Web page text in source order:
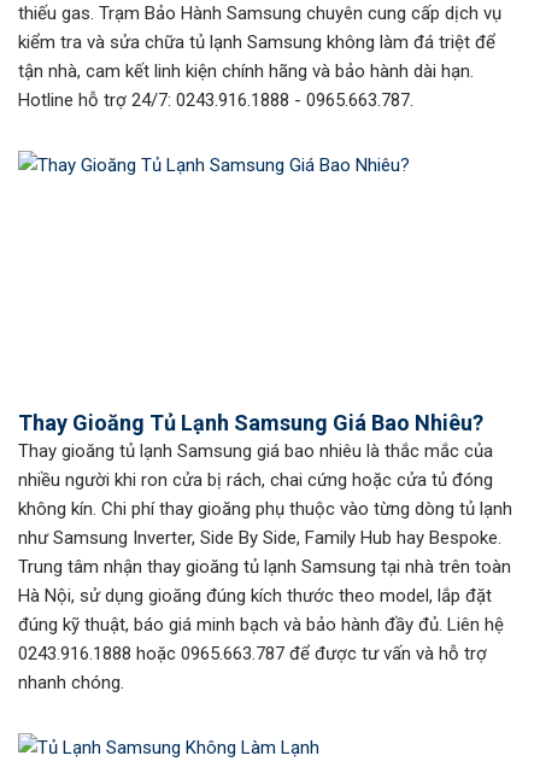
thiếu gas. Trạm Bảo Hành Samsung chuyên cung cấp dịch vụ
kiểm tra và sửa chữa tủ lạnh Samsung không làm đá triệt để
tận nhà, cam kết linh kiện chính hãng và bảo hành dài hạn.
Hotline hỗ trợ 24/7: 0243.916.1888 - 0965.663.787.
Thay Gioăng Tủ Lạnh Samsung Giá Bao Nhiêu?
Thay gioăng tủ lạnh Samsung giá bao nhiêu là thắc mắc của
nhiều người khi ron cửa bị rách, chai cứng hoặc cửa tủ đóng
không kín. Chi phí thay gioăng phụ thuộc vào từng dòng tủ lạnh
như Samsung Inverter, Side By Side, Family Hub hay Bespoke.
Trung tâm nhận thay gioăng tủ lạnh Samsung tại nhà trên toàn
Hà Nội, sử dụng gioăng đúng kích thước theo model, lắp đặt
đúng kỹ thuật, báo giá minh bạch và bảo hành đầy đủ. Liên hệ
0243.916.1888 hoặc 0965.663.787 để được tư vấn và hỗ trợ
nhanh chóng.